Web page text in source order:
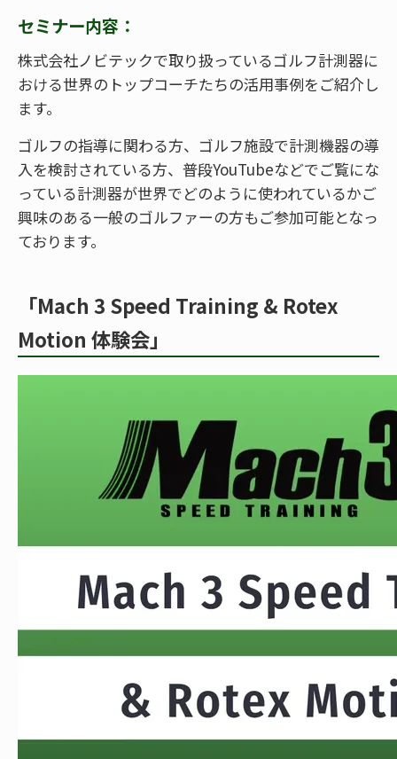
セミナー内容：
株式会社ノビテックで取り扱っているゴルフ計測器に
おける世界のトップコーチたちの活用事例をご紹介し
ます。
ゴルフの指導に関わる方、ゴルフ施設で計測機器の導
入を検討されている方、普段YouTubeなどでご覧にな
っている計測器が世界でどのように使われているかご
興味のある一般のゴルファーの方もご参加可能となっ
ております。
「Mach 3 Speed Training & Rotex
Motion 体験会」